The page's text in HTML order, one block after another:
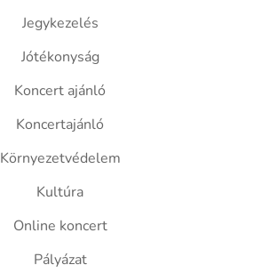
Jegykezelés
Jótékonyság
Koncert ajánló
Koncertajánló
Környezetvédelem
Kultúra
Online koncert
Pályázat